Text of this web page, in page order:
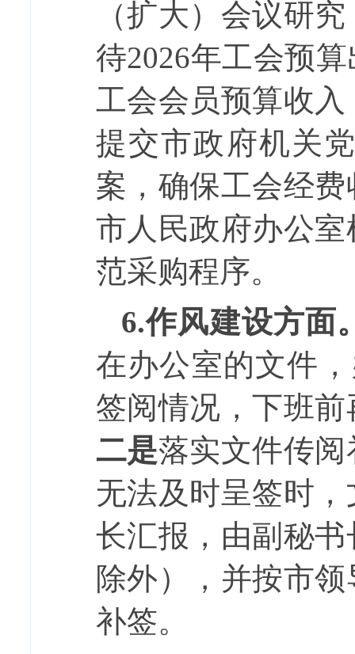
（扩大）会议研
待2026年工会预
工会会员预算收
提交市政府机关
案，确保工会经
市人民政府办公
范采购程序。
6.作风建设方面
在办公室的文件
签阅情况，下班
二是落实文件传
无法及时呈签时
长汇报，由副秘
除外），并按市
补签。